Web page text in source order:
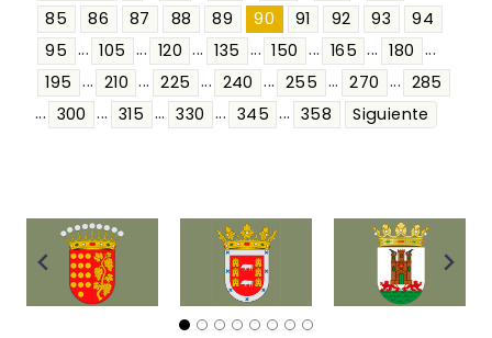
85 86 87 88 89 90 91 92 93
94
95 ... 105 ... 120 ... 135 ... 150 ... 165 ... 180 ...
195 ... 210 ... 225 ... 240 ... 255 ... 270 ... 285
... 300 ... 315 ... 330 ... 345 ... 358 Siguiente